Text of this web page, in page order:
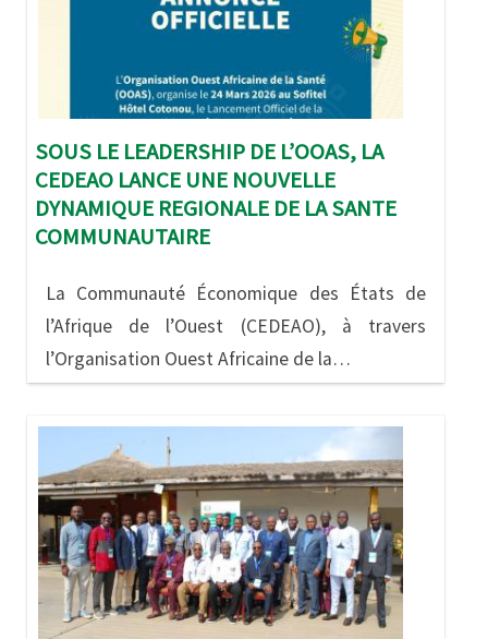
SOUS LE LEADERSHIP DE L’OOAS, LA
CEDEAO LANCE UNE NOUVELLE
DYNAMIQUE REGIONALE DE LA SANTE
COMMUNAUTAIRE
La Communauté Économique des États de
l’Afrique de l’Ouest (CEDEAO), à travers
l’Organisation Ouest Africaine de la…
Image